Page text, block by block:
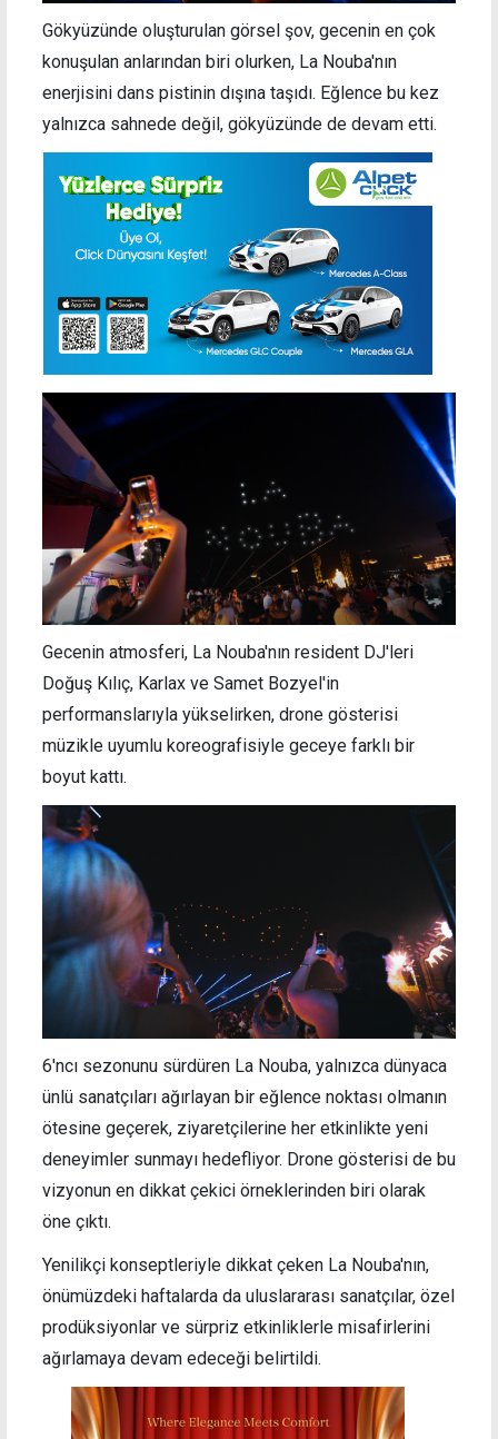
Gökyüzünde oluşturulan görsel şov, gecenin en çok
konuşulan anlarından biri olurken, La Nouba'nın
enerjisini dans pistinin dışına taşıdı. Eğlence bu kez
yalnızca sahnede değil, gökyüzünde de devam etti.
Gecenin atmosferi, La Nouba'nın resident DJ'leri
Doğuş Kılıç, Karlax ve Samet Bozyel'in
performanslarıyla yükselirken, drone gösterisi
müzikle uyumlu koreografisiyle geceye farklı bir
boyut kattı.
6'ncı sezonunu sürdüren La Nouba, yalnızca dünyaca
ünlü sanatçıları ağırlayan bir eğlence noktası olmanın
ötesine geçerek, ziyaretçilerine her etkinlikte yeni
deneyimler sunmayı hedefliyor. Drone gösterisi de bu
vizyonun en dikkat çekici örneklerinden biri olarak
öne çıktı.
Yenilikçi konseptleriyle dikkat çeken La Nouba'nın,
önümüzdeki haftalarda da uluslararası sanatçılar, özel
prodüksiyonlar ve sürpriz etkinliklerle misafirlerini
ağırlamaya devam edeceği belirtildi.